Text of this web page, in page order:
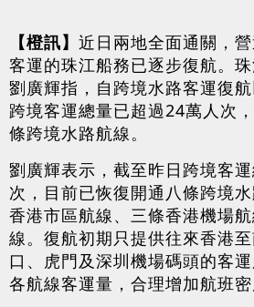
【橙訊】 近日兩地全面通關，
客運的珠江船務已逐步復航。
劉廣輝指，自跨境水路客運復
跨境客運總量已超過24萬人次
條跨境水路航線。
劉廣輝表示，截至昨日跨境客
次，目前已恢復開通八條跨境
香港市區航線、三條香港機場
線。復航初期只提供往來香港
口、虎門及深圳機場碼頭的客
各航線客運量，合理增加航班密